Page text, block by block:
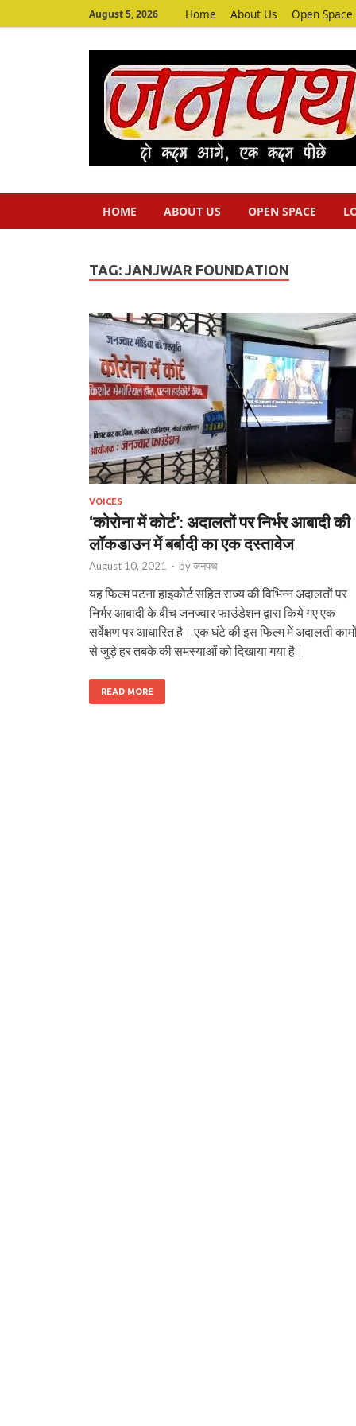
August 5, 2026 Home About Us Open Space
HOME ABOUT US OPEN SPACE
TAG: JANJWAR FOUNDATION
VOICES
‘कोरोना में कोर्ट’: अदालतों पर निर्भर आबादी की
लॉकडाउन में बर्बादी का एक दस्तावेज
August 10, 2021 - byजनपथ
यह फिल्‍म पटना हाइकोर्ट सहित राज्‍य की विभिन्‍न अदालतों पर
निर्भर आबादी के बीच जनज्‍वार फाउंडेशन द्वारा किये गए एक
सर्वेक्षण पर आधारित है। एक घंटे की इस फिल्‍म में अदालती
से जुड़े हर तबके की समस्याओं को दिखाया गया है।
READ MORE